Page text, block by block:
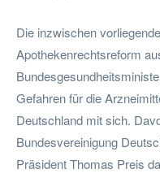
Die inzwischen
Apothekenrechtsreform
Gefahren für die
Deutschland mit sich.
Bundesvereinigung
Präsident Thomas Preis